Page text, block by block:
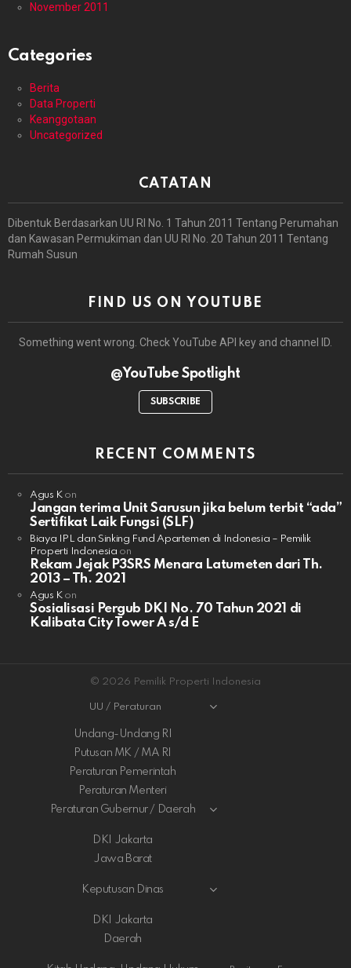
November 2011
Categories
Berita
Data Properti
Keanggotaan
Uncategorized
CATATAN
Dibentuk Berdasarkan UU RI No. 1 Tahun 2011 Tentang Perumahan
dan Kawasan Permukiman dan UU RI No. 20 Tahun 2011 Tentang
Rumah Susun
FIND US ON YOUTUBE
Something went wrong. Check YouTube API key and channel ID.
@YouTube Spotlight
SUBSCRIBE
RECENT COMMENTS
Agus Kon
Jangan terima Unit Sarusun jika belum terbit “ada”
Sertifikat Laik Fungsi (SLF)
Biaya IPL dan Sinking Fund Apartemen di Indonesia – Pemilik
Properti Indonesia on
Rekam Jejak P3SRS Menara Latumeten dari Th.
2013 – Th. 2021
Agus Kon
Sosialisasi Pergub DKI No. 70 Tahun 2021 di
Kalibata City Tower A s/d E
© 2026 Pemilik Properti Indonesia
UU / Peraturan
Undang-Undang RI
Putusan MK / MA RI
Peraturan Pemerintah
Peraturan Menteri
Peraturan Gubernur / Daerah
DKI Jakarta
Jawa Barat
Keputusan Dinas
DKI Jakarta
Daerah